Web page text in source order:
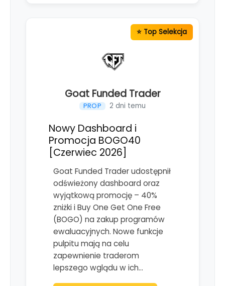
Goat Funded Trader
PROP 2 dni temu
Nowy Dashboard i
Promocja BOGO40
[Czerwiec 2026]
Goat Funded Trader udostępnił
odświeżony dashboard oraz
wyjątkową promocję – 40%
zniżki i Buy One Get One Free
(BOGO) na zakup programów
ewaluacyjnych. Nowe funkcje
pulpitu mają na celu
zapewnienie traderom
lepszego wglądu w ich…